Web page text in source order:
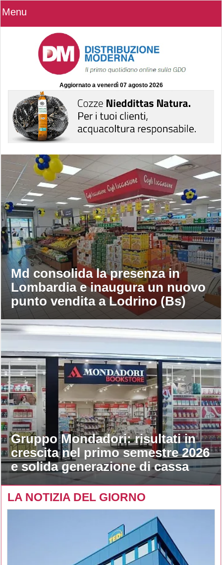
Menu
Aggiornato a venerdì 07 agosto 2026
Md consolida la presenza in
Lombardia e inaugura un nuovo
punto vendita a Lodrino (Bs)
Gruppo Mondadori: risultati in
crescita nel primo semestre 2026
e solida generazione di cassa
LA NOTIZIA DEL GIORNO